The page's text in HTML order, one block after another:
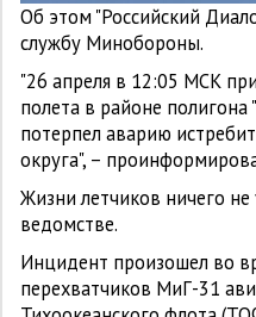
Об этом "Российский
службу Минобороны.
"26 апреля в 12:05 МСК
полета в районе полигона
потерпел аварию
округа", –
Жизни летчиков ничего
ведомстве.
Инцидент произошел во
перехватчиков МиГ-31